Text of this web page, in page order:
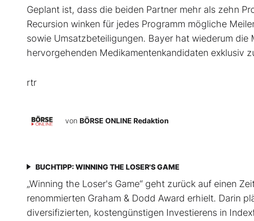
Geplant ist, dass die beiden Partner mehr als zehn
Recursion winken für jedes Programm mögliche
sowie Umsatzbeteiligungen. Bayer hat wiederum
hervorgehenden Medikamentenkandidaten exklusiv
rtr
von BÖRSE ONLINE Redaktion
BUCHTIPP: WINNING THE LOSER'S GAME
„Winning the Loser's Game“ geht zurück auf einen
renommierten Graham & Dodd Award erhielt. Darin
diversifizierten, kostengünstigen Investierens in